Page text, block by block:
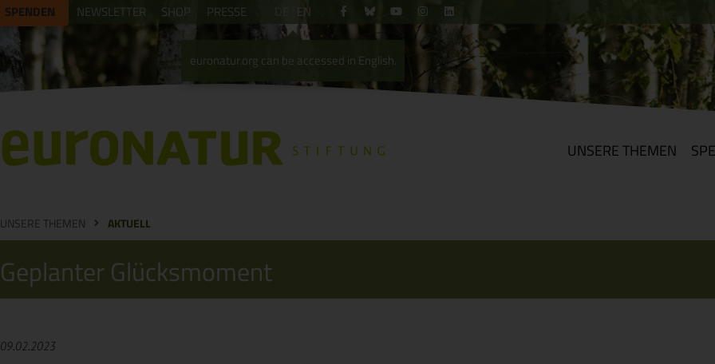
SPENDEN NEWSLETTER SHOP PRESSE
euronatur.org can be accessed in English.
EN
UNSERE THEMEN
UNSERE THEMEN AKTUELL
Geplanter Glücksmoment
09.02.2023